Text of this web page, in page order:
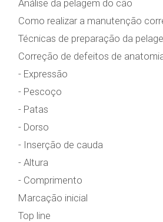
Análise da pelagem do cão
Como realizar a manutenção
Técnicas de preparação da
Correção de defeitos de
- Expressão
- Pescoço
- Patas
- Dorso
- Inserção de cauda
- Altura
- Comprimento
Marcação inicial
Top line